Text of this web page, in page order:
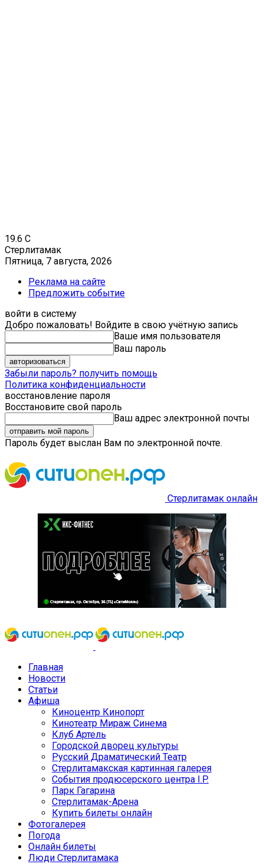
19.6 C
Стерлитамак
Пятница, 7 августа, 2026
Реклама на сайте
Предложить событие
войти в систему
Добро пожаловать! Войдите в свою учётную запись
Ваше имя пользователя
Ваш пароль
Забыли пароль? получить помощь
Политика конфиденциальности
восстановление пароля
Восстановите свой пароль
Ваш адрес электронной почты
Пароль будет выслан Вам по электронной почте.
Стерлитамак онлайн
Главная
Новости
Статьи
Афиша
Киноцентр Кинопорт
Кинотеатр Мираж Синема
Клуб Артель
Городской дворец культуры
Русский Драматический Театр
Стерлитамакская картинная галерея
События продюсерского центра I.P.
Парк Гагарина
Стерлитамак-Арена
Купить билеты онлайн
Фотогалерея
Погода
Онлайн билеты
Люди Стерлитамака